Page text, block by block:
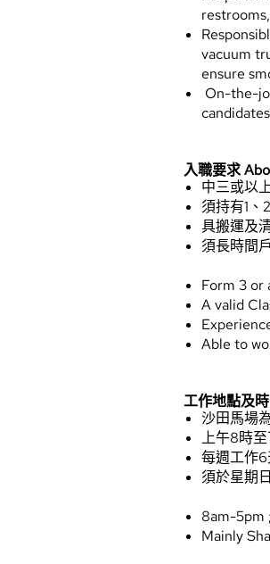
vacuum
On-the-
入職要求
中三或以
須持有1、
具搬運及
須長時間
Form 3 or
A valid
Able to
工作地點及
沙田馬場
上午8時
每週工作
須於星期
8am-5pm
Mainly